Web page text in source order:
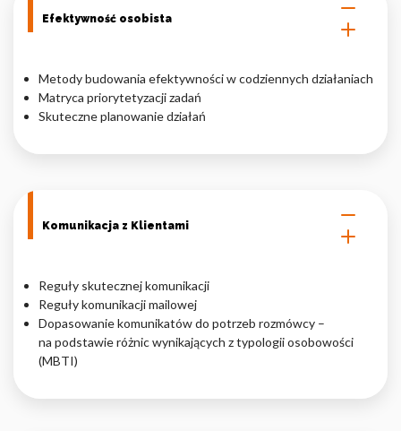
Efektywność osobista
Metody budowania efektywności w codziennych działaniach
Matryca priorytetyzacji zadań
Skuteczne planowanie działań
Komunikacja z Klientami
Reguły skutecznej komunikacji
Reguły komunikacji mailowej
Dopasowanie komunikatów do potrzeb rozmówcy –
na podstawie różnic wynikających z typologii osobowości
(MBTI)